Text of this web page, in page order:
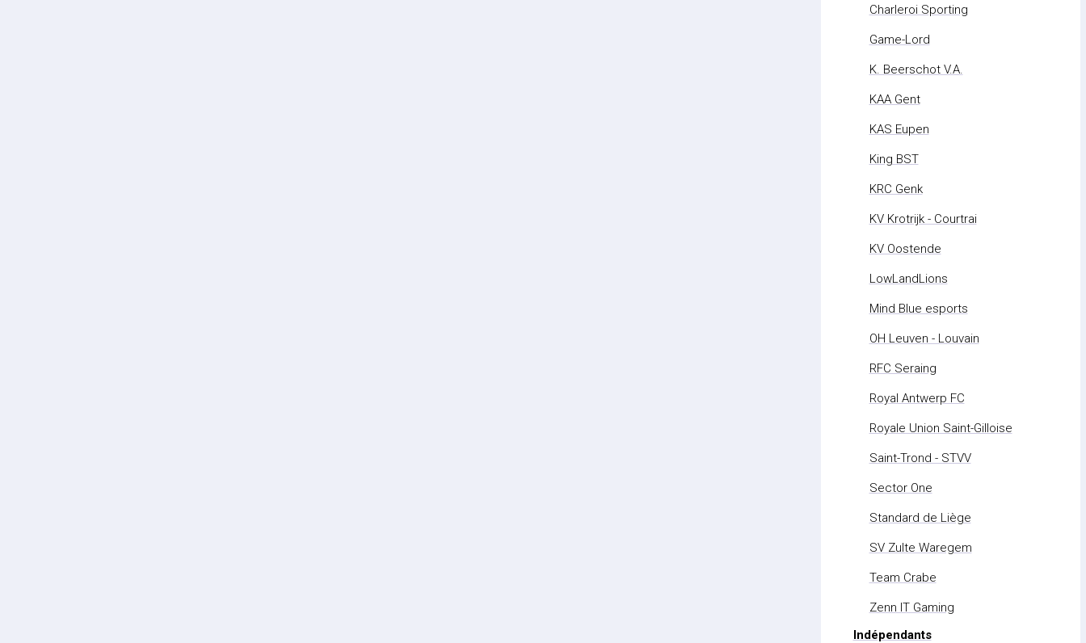
Charleroi Sporting
Game-Lord
K. Beerschot V.A.
KAA Gent
KAS Eupen
King BST
KRC Genk
KV Krotrijk - Courtrai
KV Oostende
LowLandLions
Mind Blue esports
OH Leuven - Louvain
RFC Seraing
Royal Antwerp FC
Royale Union Saint-Gilloise
Saint-Trond - STVV
Sector One
Standard de Liège
SV Zulte Waregem
Team Crabe
Zenn IT Gaming
Indépendants